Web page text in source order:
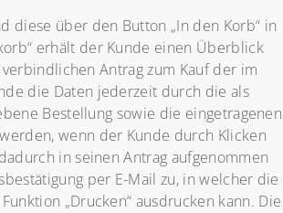
diese über den Button „In den Korb“ in
erhält der Kunde einen Überblick
Antrag zum Kauf der im
die Daten jederzeit durch die als
Bestellung sowie die eingetragenen
wenn der Kunde durch Klicken
in seinen Antrag aufgenommen
per E-Mail zu, in welcher die
„Drucken“ ausdrucken kann. Die